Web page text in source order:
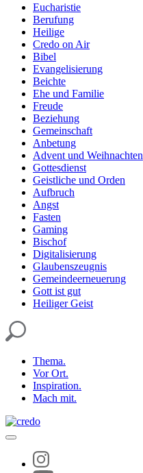
Eucharistie
Berufung
Heilige
Credo on Air
Bibel
Evangelisierung
Beichte
Ehe und Familie
Freude
Beziehung
Gemeinschaft
Anbetung
Advent und Weihnachten
Gottesdienst
Geistliche und Orden
Aufbruch
Angst
Fasten
Gaming
Bischof
Digitalisierung
Glaubenszeugnis
Gemeindeerneuerung
Gott ist gut
Heiliger Geist
Thema.
Vor Ort.
Inspiration.
Mach mit.